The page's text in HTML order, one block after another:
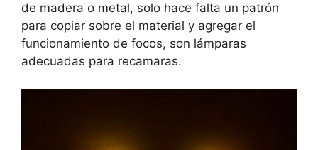
de madera o metal, solo hace falta un patrón
para copiar sobre el material y agregar el
funcionamiento de focos, son lámparas
adecuadas para recamaras.